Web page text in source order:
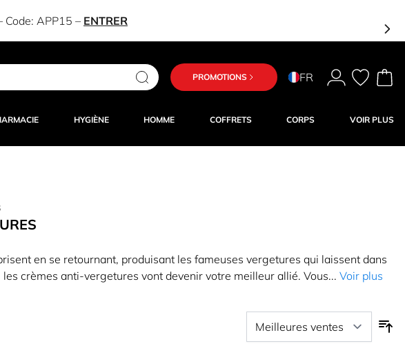
Code: APP15 – ENTRER
PROMOTIONS FR
HYGIÈNE HOMME COFFRETS CORPS VOIR PLUS
en se retournant, produisant les fameuses vergetures qui laissent dans
crèmes anti-vergetures vont devenir votre meilleur allié. Vous... Voir plus